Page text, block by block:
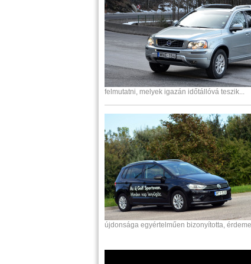
felmutatni, melyek igazán időtállóvá teszik...
újdonsága egyértelműen bizonyította,